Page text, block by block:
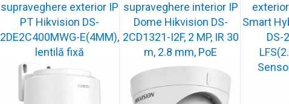
supraveghere exterior IP
PT Hikvision DS-
2DE2C400MWG-E(4MM),
lentilă fixă
supraveghere interior IP
Dome Hikvision DS-
2CD1321-I2F, 2 MP, IR 30
m, 2.8 mm, PoE
Smart
DS-